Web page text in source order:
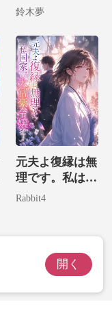
の子供を拾って
鈴木夢
元夫よ復縁は無
理です。私は国
家一の大富豪令
Rabbit4
開く